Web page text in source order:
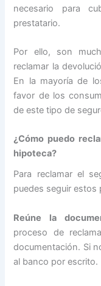
necesario para
prestatario.
Por ello, son
reclamar la
En la mayoría de
favor de los
de este tipo de
¿Cómo puedo
hipoteca?
Para reclamar el
puedes seguir estos
Reúne la
proceso de
documentación. Si
al banco por escrito.